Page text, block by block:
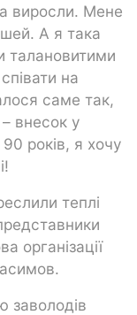
виросли. Мене
А я така
талановитими
на
саме так,
внесок у
років, я хочу
теплі
організації
заволодів